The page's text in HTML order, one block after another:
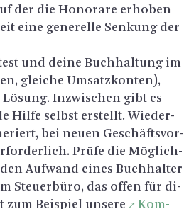
der die Ho­no­ra­re er­ho­ben
eine ge­ne­rel­le Sen­kung der
und deine Buch­hal­tung im
glei­che Um­satz­kon­ten),
In­zwi­schen gibt es
Hilfe selbst er­stellt. Wie­der­
bei neuen Ge­schäfts­vor­
Prüfe die Mög­lich­
Auf­wand eines Buch­hal­ter
Steu­er­bü­ro, das offen für di­
zum Bei­spiel un­se­re
Kom­